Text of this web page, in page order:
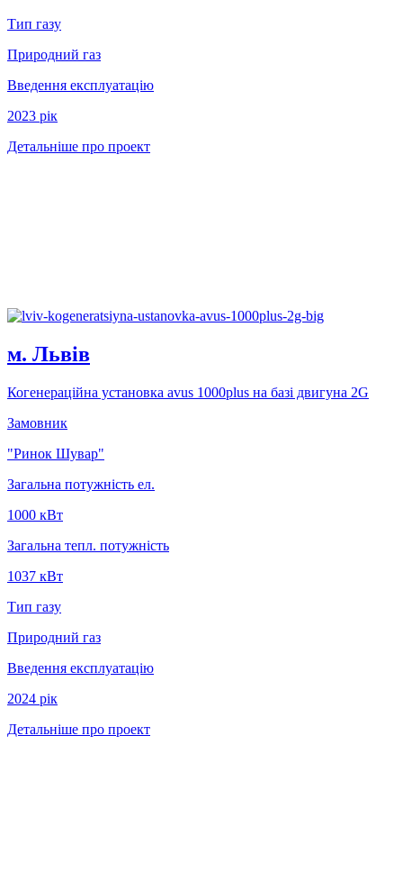
Тип газу
Природний газ
Введення експлуатацію
2023 рiк
Детальніше про проект
м. Львів
Когенерацiйна установка avus 1000plus на базi двигуна 2G
Замовник
"Ринок Шувар"
Загальна потужність ел.
1000 кВт
Загальна тепл. потужність
1037 кВт
Тип газу
Природний газ
Введення експлуатацію
2024 рiк
Детальніше про проект